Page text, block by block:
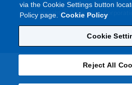
Copyright©Asahi Kasei
via the Cookie Settings button
Policy page. Cookie Policy
Cookie
Reject All